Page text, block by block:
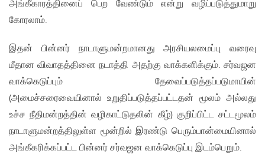
அங்கீகாரத்தினைப் பெற வேண்டும் என்று வழிப்படுத்துமாறு
கோரலாம்.
இதன் பின்னர் நாடாளுமன்றமானது அரசியலமைப்பு வரைவு
மீதான விவாதத்தினை நடாத்தி அதற்கு வாக்களிக்கும். சர்வஜன
வாக்கெடுப்பும் தேவைப்படுத்தப்படுமாயின்
(அமைச்சரைவையினால் உறுதிப்படுத்தப்பட்டதன் மூலம் அல்லது
உச்ச நீதிமன்றத்தின் வழிகாட்டுதலின் கீழ்) குறிப்பிட்ட சட்டமூலம்
நாடாளுமன்றத்திலுள்ள மூன்றில் இரண்டு பெரும்பான்மையினால்
அங்கீகரிக்கப்பட்ட பின்னர் சர்வஜன வாக்கெடுப்பு இடம்பெறும்.